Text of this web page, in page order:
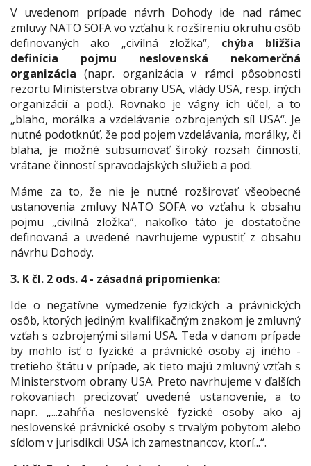
V uvedenom prípade návrh Dohody ide nad rámec
zmluvy NATO SOFA vo vzťahu k rozšíreniu okruhu osôb
definovaných ako „civilná zložka“, chýba bližšia
definícia pojmu neslovenská nekomerčná
organizácia (napr. organizácia v rámci pôsobnosti
rezortu Ministerstva obrany USA, vlády USA, resp. iných
organizácií a pod.). Rovnako je vágny ich účel, a to
„blaho, morálka a vzdelávanie ozbrojených síl USA“. Je
nutné podotknúť, že pod pojem vzdelávania, morálky, či
blaha, je možné subsumovať široký rozsah činností,
vrátane činností spravodajských služieb a pod.
Máme za to, že nie je nutné rozširovať všeobecné
ustanovenia zmluvy NATO SOFA vo vzťahu k obsahu
pojmu „civilná zložka“, nakoľko táto je dostatočne
definovaná a uvedené navrhujeme vypustiť z obsahu
návrhu Dohody.
3. K čl. 2 ods. 4- zásadná pripomienka:
Ide o negatívne vymedzenie fyzických a právnických
osôb, ktorých jediným kvalifikačným znakom je zmluvný
vzťah s ozbrojenými silami USA. Teda v danom prípade
by mohlo ísť o fyzické a právnické osoby aj iného -
tretieho štátu v prípade, ak tieto majú zmluvný vzťah s
Ministerstvom obrany USA. Preto navrhujeme v ďalších
rokovaniach precizovať uvedené ustanovenie, a to
napr. „...zahŕňa neslovenské fyzické osoby ako aj
neslovenské právnické osoby s trvalým pobytom alebo
sídlom v jurisdikcii USA ich zamestnancov, ktorí...“.